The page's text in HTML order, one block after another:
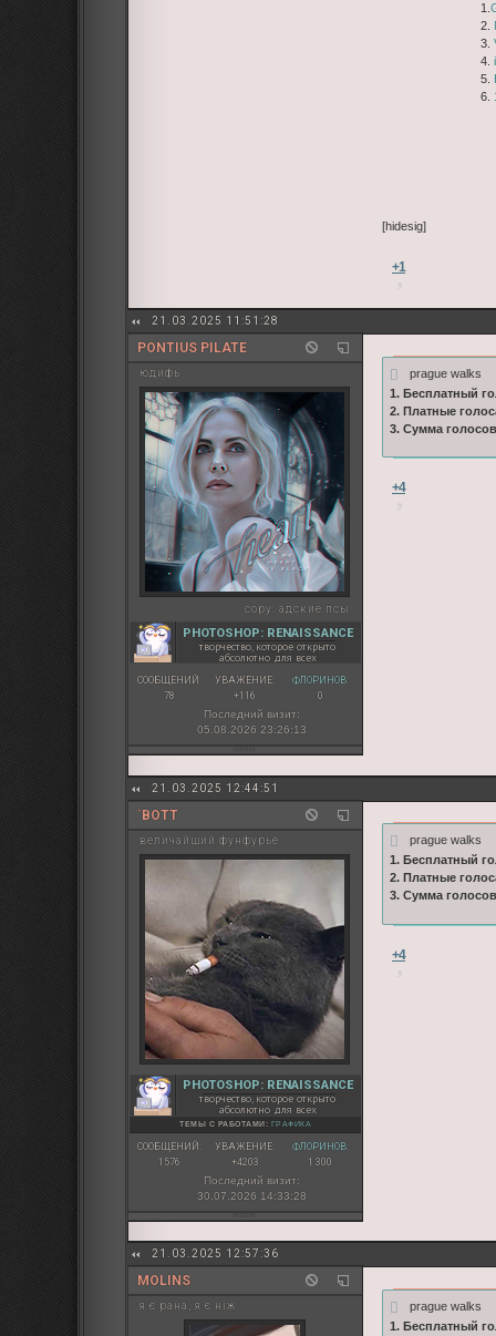
1.
2.
3.
4.
5.
6.
[hidesig]
+1
21.03.2025 11:51:28
PONTIUS PILATE
юдифь
copy: адские псы
PHOTOSHOP: RENAISSANCE
творчество, которое открыто
абсолютно для всех
СООБЩЕНИЙ:
78
УВАЖЕНИЕ:
+116
ФЛОРИНОВ:
0
Последний визит:
05.08.2026 23:26:13
prague walks
1. Бесплатный
2. Платные
3. Сумма
+4
21.03.2025 12:44:51
`BOTT
величайший фунфурье
PHOTOSHOP: RENAISSANCE
творчество, которое открыто
абсолютно для всех
ТЕМЫ С РАБОТАМИ: ГРАФИКА
СООБЩЕНИЙ:
1576
УВАЖЕНИЕ:
+4203
ФЛОРИНОВ:
1 300
Последний визит:
30.07.2026 14:33:28
prague walks
1. Бесплатный
2. Платные
3. Сумма
+4
21.03.2025 12:57:36
MOLINS
я є рана, я є ніж
prague walks
1. Бесплатный